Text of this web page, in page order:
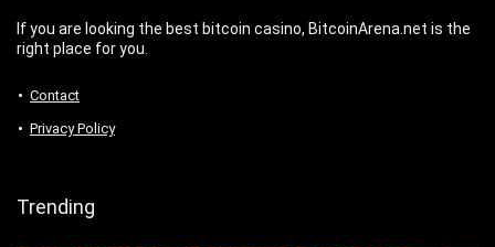
If you are looking the best bitcoin casino, BitcoinArena.net is the
right place for you.
Contact
Privacy Policy
Trending